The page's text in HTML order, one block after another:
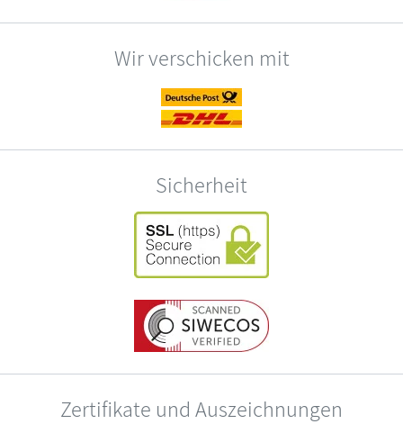
Wir verschicken mit
Sicherheit
Zertifikate und Auszeichnungen